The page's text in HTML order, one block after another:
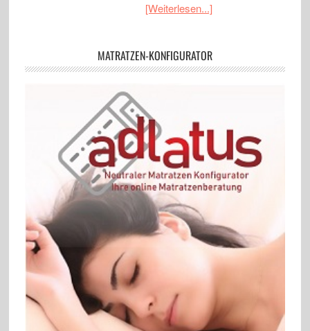
[Weiterlesen...]
MATRATZEN-KONFIGURATOR